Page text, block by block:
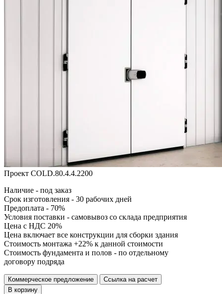
Проект COLD.80.4.4.2200
Наличие - под заказ
Срок изготовления - 30 рабочих дней
Предоплата - 70%
Условия поставки - самовывоз со склада предприятия
Цена с НДС 20%
Цена включает все конструкции для сборки здания
Стоимость монтажа +22% к данной стоимости
Стоимость фундамента и полов - по отдельному
договору подряда
Коммерческое предложение
Ссылка на расчет
В корзину